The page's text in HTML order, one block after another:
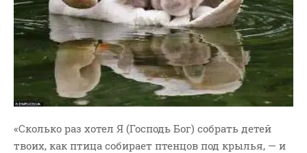
ГЛАВНАЯ
МОИ КНИГИ
СЛОВО-АУДИО
СЛОВО-ВИДЕО
ВОПРОСЫ ПАСТОРУ
КОНТАКТ
«Сколько раз хотел Я (Господь Бог) собрать детей
твоих, как птица собирает птенцов под крылья, — и